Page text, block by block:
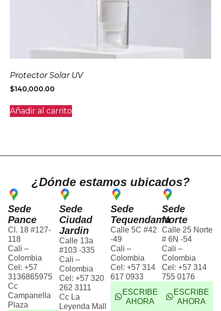
Protector Solar UV
$140,000.00
Añadir al carrito
¿Dónde estamos ubicados?
Sede
Pance
Cl. 18 #127-
118
Cali –
Colombia
Cel: +57
3136865975
Cc
Campanella
Plaza
Sede
Ciudad
Jardin
Calle 13a
#103 -335
Cali –
Colombia
Cel: +57 320
262 3111
Cc La
Leyenda Mall
Sede
Tequendama
Calle 5C #42
-49
Cali –
Colombia
Cel: +57 314
617 0933
ESCRIBE
AHORA
Sede
Norte
Calle 25 Norte
# 6N -54
Cali –
Colombia
Cel: +57 314
755 0176
ESCRIBE
AHORA